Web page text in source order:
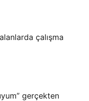
çalışma
gerçekten